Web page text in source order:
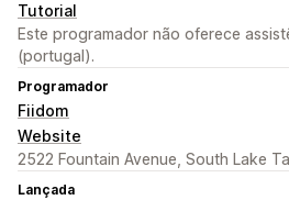
Tutorial
Este programador não oferece
(portugal).
Programador
Fiidom
Website
2522 Fountain Avenue, South Lake
Lançada